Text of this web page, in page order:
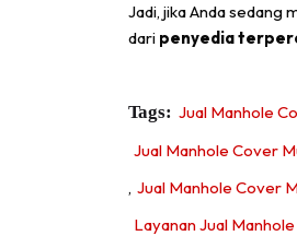
Jadi, jika Anda sedang
dari penyedia
Tags: Jual Manhole
Jual Manhole Cover
, Jual Manhole Cover
Layanan Jual